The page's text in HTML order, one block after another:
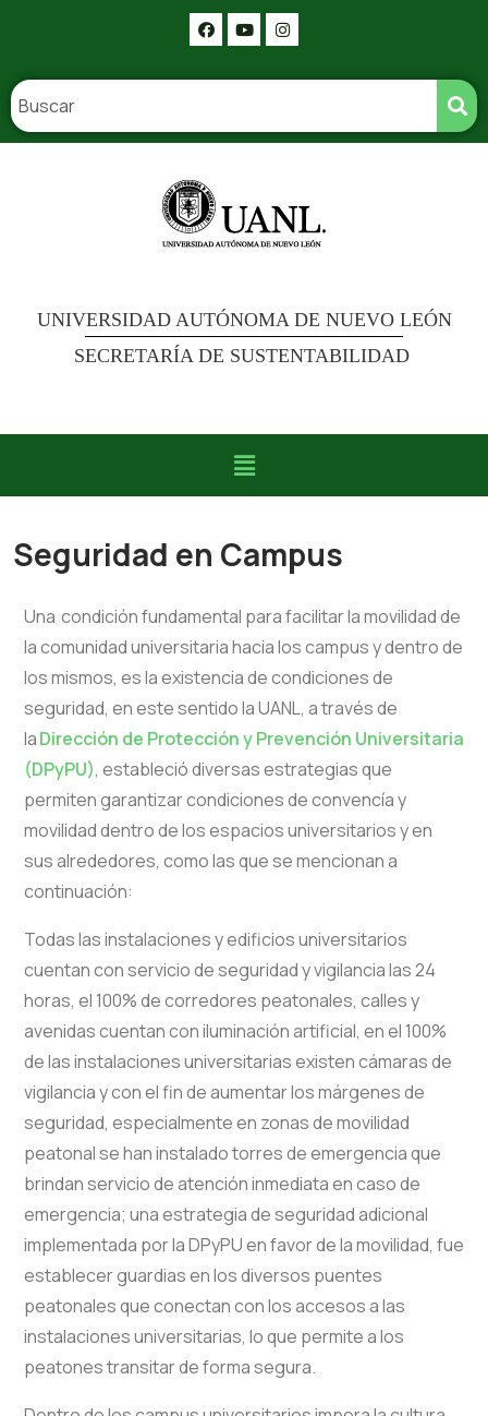
UNIVERSIDAD AUTÓNOMA DE NUEVO LEÓN
SECRETARÍA DE SUSTENTABILIDAD
Seguridad en Campus
Una condición fundamental para facilitar la movilidad de
la comunidad universitaria hacia los campus y dentro de
los mismos, es la existencia de condiciones de
seguridad, en este sentido la UANL, a través de
laDirección de Protección y Prevención Universitaria
(DPyPU), estableció diversas estrategias que
permiten garantizar condiciones de convencía y
movilidad dentro de los espacios universitarios y en
sus alrededores, como las que se mencionan a
continuación:
Todas las instalaciones y edificios universitarios
cuentan con servicio de seguridad y vigilancia las 24
horas, el 100% de corredores peatonales, calles y
avenidas cuentan con iluminación artificial, en el 100%
de las instalaciones universitarias existen cámaras de
vigilancia y con el fin de aumentar los márgenes de
seguridad, especialmente en zonas de movilidad
peatonal se han instalado torres de emergencia que
brindan servicio de atención inmediata en caso de
emergencia; una estrategia de seguridad adicional
implementada por la DPyPU en favor de la movilidad, fue
establecer guardias en los diversos puentes
peatonales que conectan con los accesos a las
instalaciones universitarias, lo que permite a los
peatones transitar de forma segura.